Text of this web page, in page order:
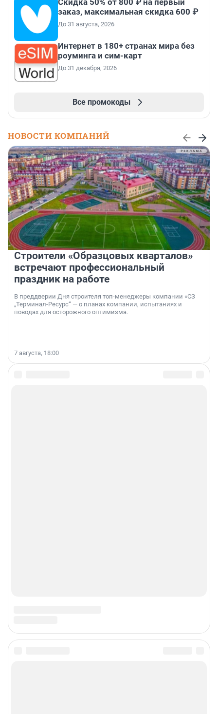
Скидка 50% от 800 ₽ на первый
заказ, максимальная скидка 600 ₽
До 31 августа, 2026
Интернет в 180+ странах мира без
роуминга и сим-карт
До 31 декабря, 2026
Все промокоды
НОВОСТИ КОМПАНИЙ
Строители «Образцовых кварталов»
встречают профессиональный
праздник на работе
В преддверии Дня строителя топ-менеджеры компании «СЗ
„Терминал-Ресурс“ — о планах компании, испытаниях и
поводах для осторожного оптимизма.
7 августа, 18:00